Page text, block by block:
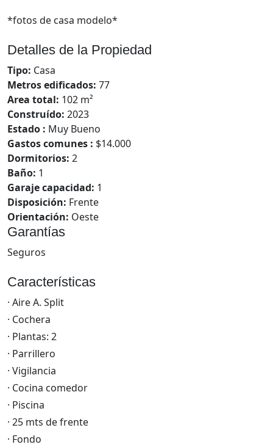
*fotos de casa modelo*
Detalles de la Propiedad
Tipo: Casa
Metros edificados: 77
Area total: 102 m²
Construído: 2023
Estado : Muy Bueno
Gastos comunes : $14.000
Dormitorios: 2
Baño: 1
Garaje capacidad: 1
Disposición: Frente
Orientación: Oeste
Garantías
Seguros
Características
· Aire A. Split
· Cochera
· Plantas: 2
· Parrillero
· Vigilancia
· Cocina comedor
· Piscina
· 25 mts de frente
· Fondo